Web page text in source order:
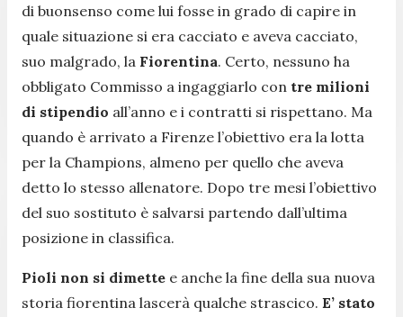
di buonsenso come lui fosse in grado di capire in
quale situazione si era cacciato e aveva cacciato,
suo malgrado, la Fiorentina. Certo, nessuno ha
obbligato Commisso a ingaggiarlo con tre milioni
di stipendio all’anno e i contratti si rispettano. Ma
quando è arrivato a Firenze l’obiettivo era la lotta
per la Champions, almeno per quello che aveva
detto lo stesso allenatore. Dopo tre mesi l’obiettivo
del suo sostituto è salvarsi partendo dall’ultima
posizione in classifica.
Pioli non si dimette e anche la fine della sua nuova
storia fiorentina lascerà qualche strascico. E’ stato